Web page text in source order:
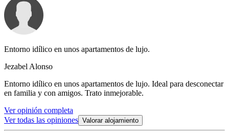
Entorno idílico en unos apartamentos de lujo.
Jezabel Alonso
Entorno idílico en unos apartamentos de lujo. Ideal para desconectar
en familia y con amigos. Trato inmejorable.
Ver opinión completa
Ver todas las opiniones Valorar alojamiento